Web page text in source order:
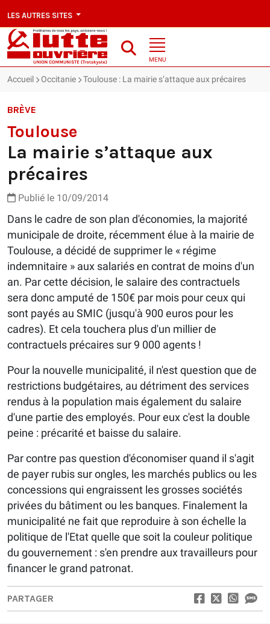
LES AUTRES SITES
MENU
Accueil Occitanie Toulouse : La mairie s’attaque aux précaires
BRÈVE
Toulouse
La mairie s’attaque aux
précaires
Publié le 10/09/2014
Dans le cadre de son plan d'économies, la majorité
municipale de droite, récemment élue à la mairie de
Toulouse, a décidé de supprimer le « régime
indemnitaire » aux salariés en contrat de moins d'un
an. Par cette décision, le salaire des contractuels
sera donc amputé de 150€ par mois pour ceux qui
sont payés au SMIC (jusqu'à 900 euros pour les
cadres). Et cela touchera plus d'un millier de
contractuels précaires sur 9 000 agents !
Pour la nouvelle municipalité, il n'est question que de
restrictions budgétaires, au détriment des services
rendus à la population mais également du salaire
d'une partie des employés. Pour eux c'est la double
peine : précarité et baisse du salaire.
Par contre pas question d'économiser quand il s'agit
de payer rubis sur ongles, les marchés publics ou les
concessions qui engraissent les grosses sociétés
privées du bâtiment ou les banques. Finalement la
municipalité ne fait que reproduire à son échelle la
politique de l'Etat quelle que soit la couleur politique
du gouvernement : s'en prendre aux travailleurs pour
financer le grand patronat.
PARTAGER